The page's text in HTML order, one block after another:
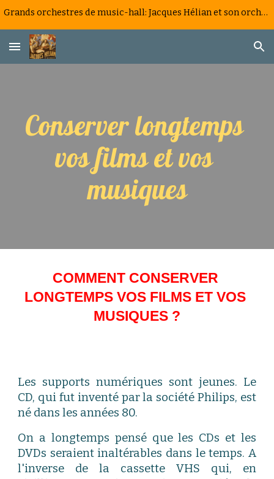
Grands orchestres de music-hall: Jacques Hélian et son orchestre, la saga d'un big band à la française
Conserver longtemps
vos films et vos
musiques
COMMENT CONSERVER
LONGTEMPS VOS FILMS ET VOS
MUSIQUES ?
Les supports numériques sont jeunes. Le
CD, qui fut inventé par la société Philips, est
né dans les années 80.
On a longtemps pensé que les CDs et les
DVDs seraient inaltérables dans le temps. A
l'inverse de la cassette VHS qui, en